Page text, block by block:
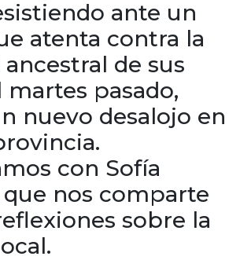
ante un
atenta contra la
de sus
martes pasado,
nuevo desalojo en
con Sofía
que nos comparte
sobre la